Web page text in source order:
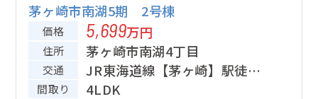
茅ヶ崎市南湖5期 2号棟
価格 5,699万円
住所 茅ヶ崎市南湖4丁目
交通
JR東海道線【茅ヶ崎】駅徒歩
18分
間取り 4LDK